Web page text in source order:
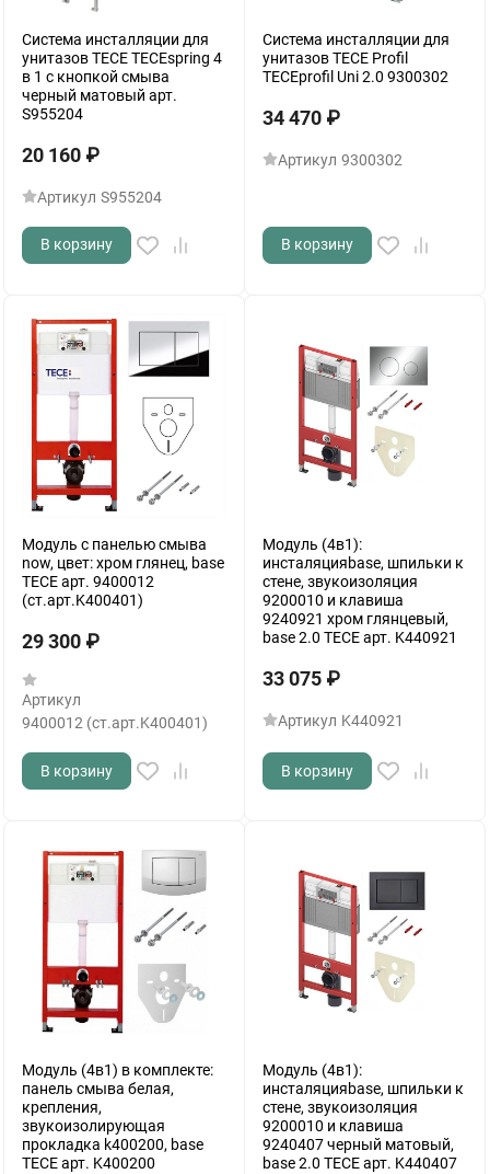
Система инсталляции для
унитазов TECE TECEspring 4
в 1 с кнопкой смыва
черный матовый арт.
S955204
20 160 ₽
Артикул S955204
В корзину
Система инсталляции для
унитазов TECE Profil
TECEprofil Uni 2.0 9300302
34 470 ₽
Артикул 9300302
В корзину
Модуль с панелью смыва
now, цвет: хром глянец, base
TECE арт. 9400012
(ст.арт.K400401)
29 300 ₽
Артикул
9400012 (ст.арт.K400401)
В корзину
Модуль (4в1):
инсталяцияbase, шпильки к
стене, звукоизоляция
9200010 и клавиша
9240921 хром глянцевый,
base 2.0 TECE арт. K440921
33 075 ₽
Артикул K440921
В корзину
Модуль (4в1) в комплекте:
панель смыва белая,
крепления,
звукоизолирующая
прокладка k400200, base
TECE арт. K400200
Модуль (4в1):
инсталяцияbase, шпильки к
стене, звукоизоляция
9200010 и клавиша
9240407 черный матовый,
base 2.0 TECE арт. K440407